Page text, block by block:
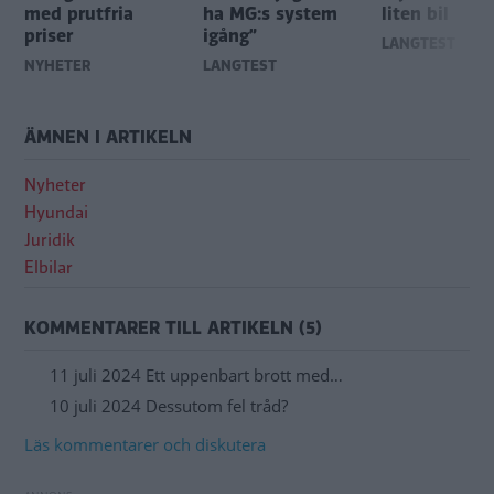
med prutfria
priser
NYHETER
ha MG:s system
igång”
LÅNGTEST
liten bil
LÅNGTEST
ÄMNEN I ARTIKELN
Nyheter
Hyundai
Juridik
Elbilar
KOMMENTARER TILL ARTIKELN (5)
11 juli 2024 Ett uppenbart brott med…
10 juli 2024 Dessutom fel tråd?
Läs kommentarer och diskutera